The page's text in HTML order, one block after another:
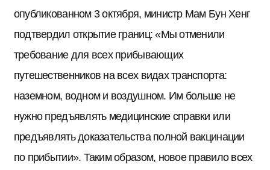
опубликованном 3 октября, министр Мам Бун Хенг
подтвердил открытие границ: «Мы отменили
требование для всех прибывающих
путешественников на всех видах транспорта:
наземном, водном и воздушном. Им больше не
нужно предъявлять медицинские справки или
предъявлять доказательства полной вакцинации
по прибытии». Таким образом, новое правило всех